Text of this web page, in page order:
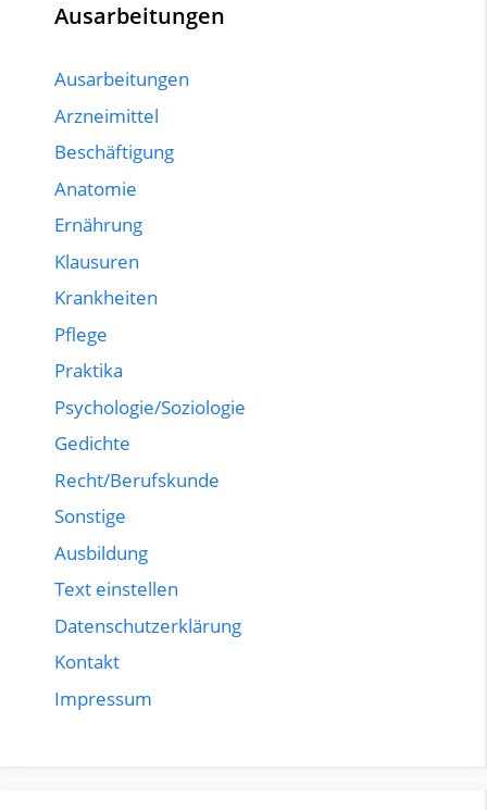
Ausarbeitungen
Ausarbeitungen
Arzneimittel
Beschäftigung
Anatomie
Ernährung
Klausuren
Krankheiten
Pflege
Praktika
Psychologie/Soziologie
Gedichte
Recht/Berufskunde
Sonstige
Ausbildung
Text einstellen
Datenschutzerklärung
Kontakt
Impressum